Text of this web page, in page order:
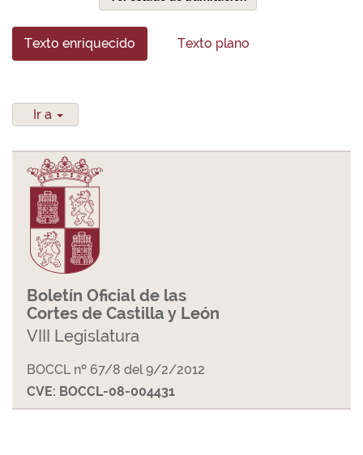
Texto enriquecido Texto plano
Ir a
Boletín Oficial de las
Cortes de Castilla y León
VIII Legislatura
BOCCL nº 67/8 del 9/2/2012
CVE: BOCCL-08-004431